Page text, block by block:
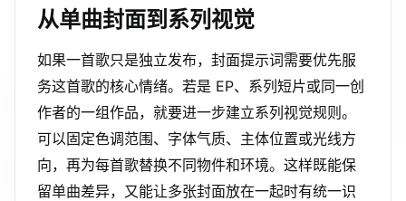
从单曲封面到系列视觉
如果一首歌只是独立发布，封面提示词需要优先服
务这首歌的核心情绪。若是 EP、系列短片或同一创
作者的一组作品，就要进一步建立系列视觉规则。
可以固定色调范围、字体气质、主体位置或光线方
向，再为每首歌替换不同物件和环境。这样既能保
留单曲差异，又能让多张封面放在一起时有统一识